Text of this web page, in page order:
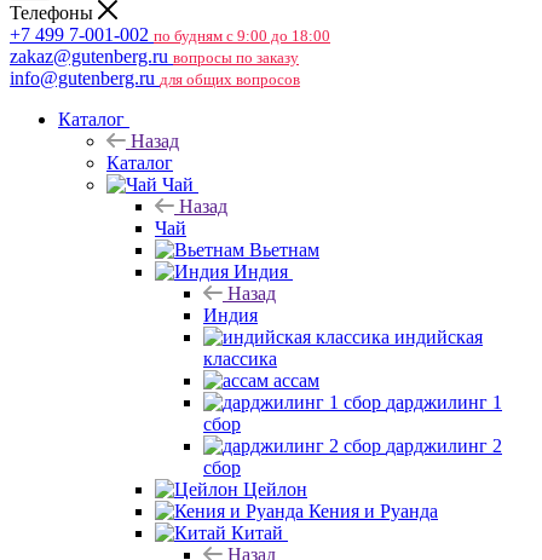
Телефоны
+7 499 7-001-002 по будням с 9:00 до 18:00
zakaz@gutenberg.ru вопросы по заказу
info@gutenberg.ru для общих вопросов
Каталог
Назад
Каталог
Чай
Назад
Чай
Вьетнам
Индия
Назад
Индия
индийская
классика
ассам
дарджилинг 1
сбор
дарджилинг 2
сбор
Цейлон
Кения и Руанда
Китай
Назад